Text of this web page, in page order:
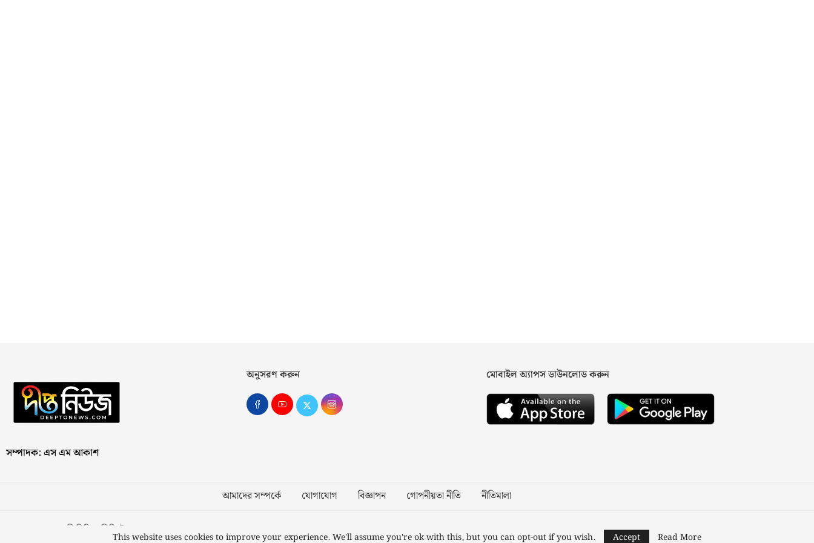
সম্পাদক: এস এম আকাশ
অনুসরণ করুন মোবাইল অ্যাপস ডাউনলোড করুন
আমাদের সম্পর্কে যোগাযোগ বিজ্ঞাপন গোপনীয়তা নীতি নীতিমালা
স্বত্ব © ২০২৩ কাজী মিডিয়া লিমিটেড Designed and Developed byNusratech Pte Ltd.
This website uses cookies to improve your experience. We'll assume you're ok with this, but you can opt-out if you wish. Accept Read More